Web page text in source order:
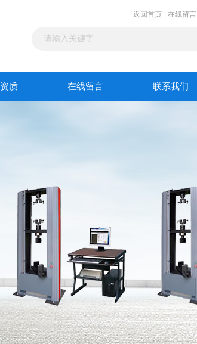
返回首页 在线留言
质 在线留言 联系我们